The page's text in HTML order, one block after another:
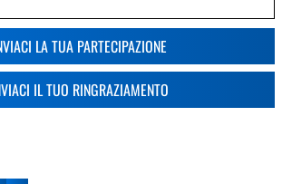
LA TUA PARTECIPAZIONE
IL TUO RINGRAZIAMENTO